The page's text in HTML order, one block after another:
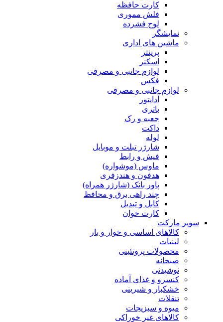
کارت حافظه
فلش مموری
لوح فشرده
نمایشگر
ماشین های اداری
پرینتر
اسکنر
لوازم جانبی و مصرفی
فکس
لوازم جانبی و مصرفی
آداپتور
باتری
جعبه و رک
داکت
لوله
شارژر تبلت و موبایل
فیش و رابط
ماوس (موشواره)
هدفون و هندزفری
پاور بانک (شارژر همراه)
چند راهی برق و محافظ
کابل و تبدیل
کارت خوان
سوپر مارکت
کالاهای اساسی و خوار و بار
لبنیات
محصولات پروتئینی
صبحانه
نوشیدنی
کنسرو و غذای آماده
خشکبار و شیرینی
تنقلات
میوه و سبزیجات
کالاهای غیر خوراکی